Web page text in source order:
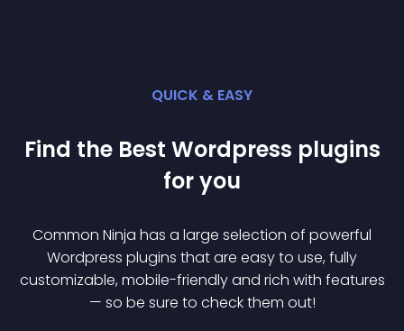
QUICK & EASY
Find the Best Wordpress plugins
for you
Common Ninja has a large selection of powerful
Wordpress plugins that are easy to use, fully
customizable, mobile-friendly and rich with features
— so be sure to check them out!